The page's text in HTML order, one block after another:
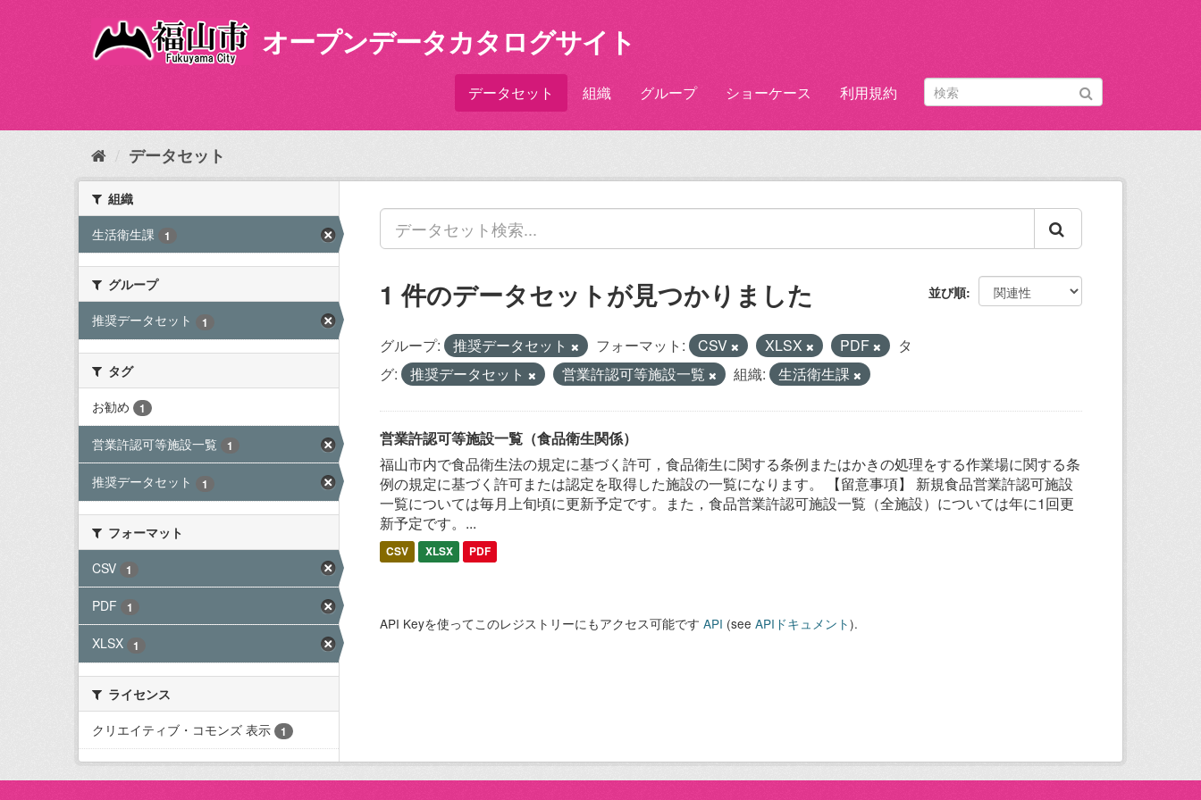
内
オープンデータカタログサイト
データセット 組織 グループ ショーケース 利用規約
データセット
組織
生活衛生課
1
グループ
推奨データセット
1
タグ
お勧め
1
営業許認可等施設一覧 1
推奨データセット 1
フォーマット
CSV
1
PDF 1
XLSX 1
ライセンス
クリエイティブ・コモンズ 表示
1
並び順
1 件のデータセットが見つかりました
グループ: 推奨データセット フォーマット: CSV XLSX PDF
タ
グ:
推奨データセット 営業許認可等施設一覧 組織: 生活衛生課
営業許認可等施設一覧（食品衛生関係）
福山市内で食品衛生法の規定に基づく許可，食品衛生に関する条例またはかきの処理をする作業場に関する条
例の規定に基づく許可または認定を取得した施設の一覧になります。 【留意事項】 新規食品営業許認可施設
一覧については毎月上旬頃に更新予定です。また，食品営業許認可施設一覧（全施設）については年に1回更
新予定です。...
CSV XLSX PDF
API Keyを使ってこのレジストリーにもアクセス可能です API (see APIドキュメント).